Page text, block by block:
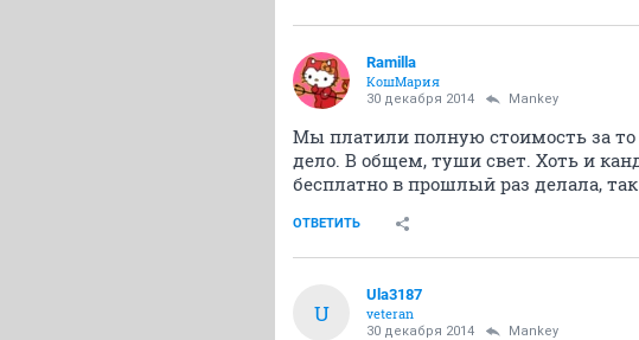
Ramilla
КошМария
30 декабря 2014 Mankey
Мы платили полную стоимость за то
дело. В общем, туши свет. Хоть и
бесплатно в прошлый раз делала,
ОТВЕТИТЬ
U
Ula3187
veteran
30 декабря 2014 Mankey